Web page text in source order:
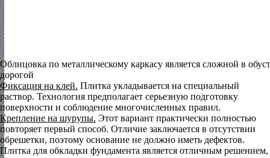
Облицовка по металлическому каркасу является сложной в
дорогой
Фиксация на клей. Плитка укладывается на специальный
раствор. Технология предполагает серьезную подготовку
поверхности и соблюдение многочисленных правил.
Крепление на шурупы. Этот вариант практически полностью
повторяет первый способ. Отличие заключается в отсутствии
обрешетки, поэтому основание не должно иметь дефектов.
Плитка для обкладки фундамента является отличным решением,